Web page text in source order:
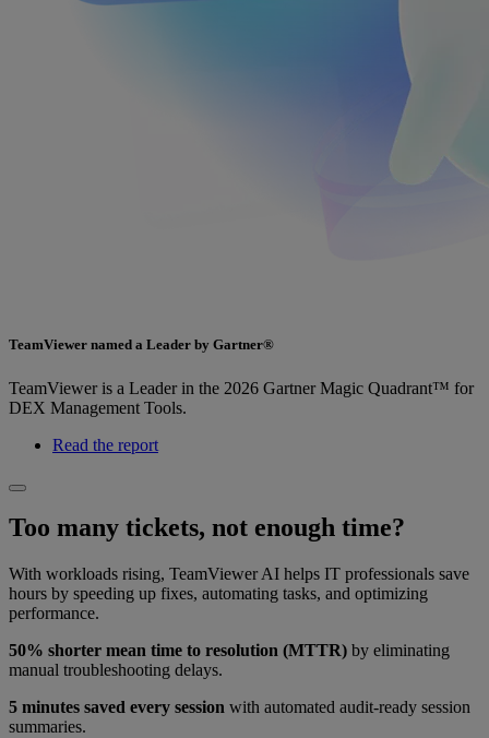
TeamViewer named a Leader by Gartner®
TeamViewer is a Leader in the 2026 Gartner Magic Quadrant™ for
DEX Management Tools.
Read the report
Too many tickets, not enough time?
With workloads rising, TeamViewer AI helps IT professionals save
hours by speeding up fixes, automating tasks, and optimizing
performance.
50% shorter mean time to resolution (MTTR) by eliminating
manual troubleshooting delays.
5 minutes saved every session with automated audit-ready session
summaries.